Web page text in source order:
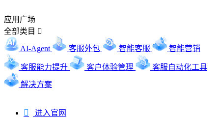
应用广场
全部类目 
AI-Agent 客服外包 智能客服 智能营销
客服能力提升 客户体验管理 客服自动化工具
解决方案
 进入官网